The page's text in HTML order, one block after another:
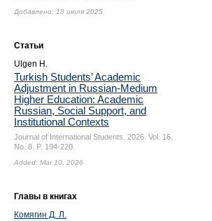
Добавлено: 18 июля 2025
Статьи
Ulgen H.
Turkish Students’ Academic
Adjustment in Russian-Medium
Higher Education: Academic
Russian, Social Support, and
Institutional Contexts
Journal of International Students. 2026. Vol. 16.
No. 8. P. 194-220.
Added: Mar 10, 2026
Главы в книгах
Комягин Д. Л.